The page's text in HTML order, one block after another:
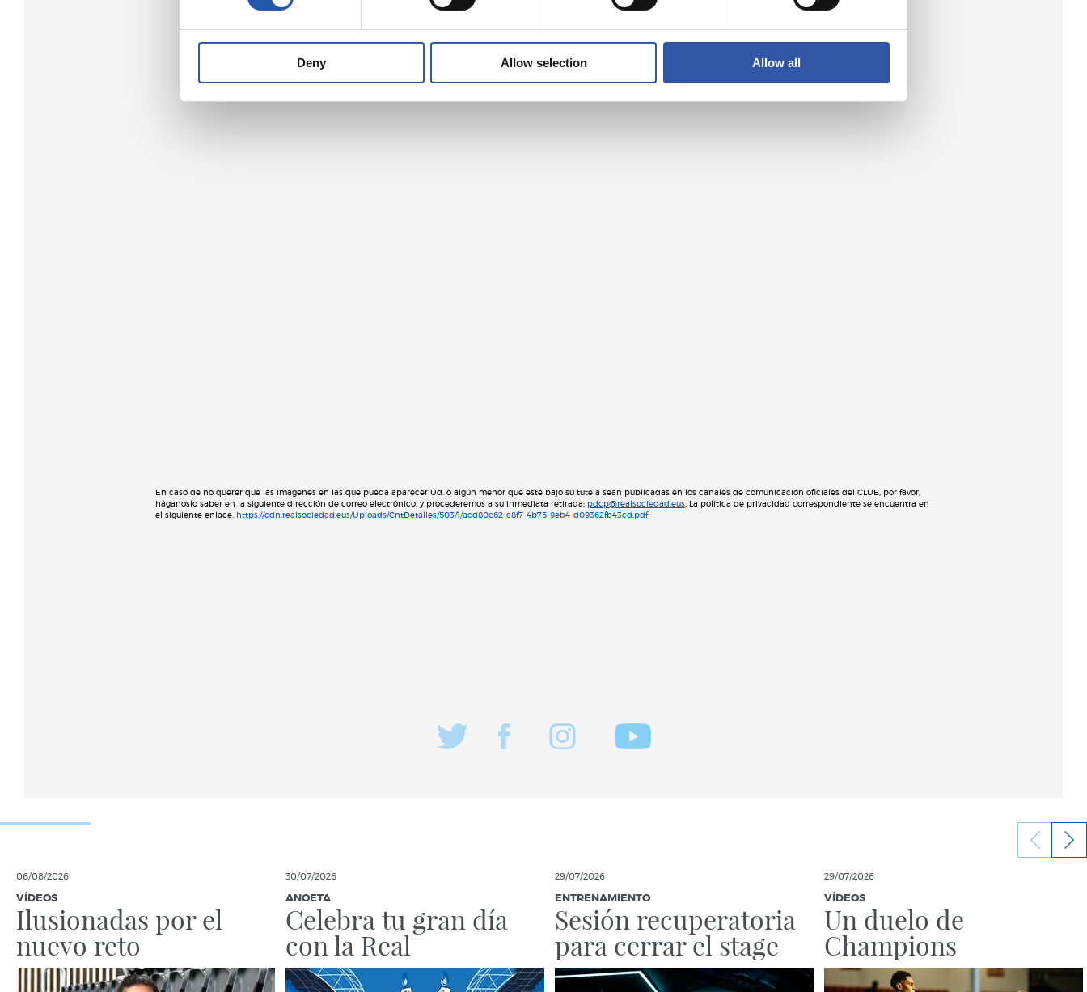
Deny Allow selection Allow all
En caso de no querer que las imágenes en las que pueda aparecer Ud. o algún menor que esté bajo su tutela sean publicadas en los canales de comunicación oficiales del CLUB, por favor,
háganoslo saber en la siguiente dirección de correo electrónico, y procederemos a su inmediata retirada: pdcp@realsociedad.eus. La política de privacidad correspondiente se encuentra en
el siguiente enlace: https://cdn.realsociedad.eus/Uploads/CntDetalles/503/1/acd80c62-c8f7-4b75-9eb4-d09362fb43cd.pdf
06/08/2026
VÍDEOS
Ilusionadas por el
nuevo reto
30/07/2026
ANOETA
Celebra tu gran día
con la Real
29/07/2026
ENTRENAMIENTO
Sesión recuperatoria
para cerrar el stage
29/07/2026
VÍDEOS
Un duelo de
Champions